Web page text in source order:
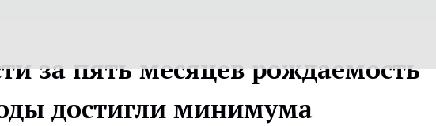
за пять месяцев рождаемость
достигли минимума